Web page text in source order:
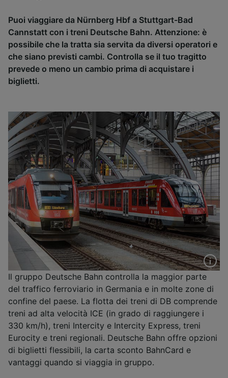
Puoi viaggiare da Nürnberg Hbf a Stuttgart-Bad
Cannstatt con i treni Deutsche Bahn. Attenzione: è
possibile che la tratta sia servita da diversi operatori e
che siano previsti cambi. Controlla se il tuo tragitto
prevede o meno un cambio prima di acquistare i
biglietti.
Il gruppo Deutsche Bahn controlla la maggior parte
del traffico ferroviario in Germania e in molte zone di
confine del paese. La flotta dei treni di DB comprende
treni ad alta velocità ICE (in grado di raggiungere i
330 km/h), treni Intercity e Intercity Express, treni
Eurocity e treni regionali. Deutsche Bahn offre opzioni
di biglietti flessibili, la carta sconto BahnCard e
vantaggi quando si viaggia in gruppo.